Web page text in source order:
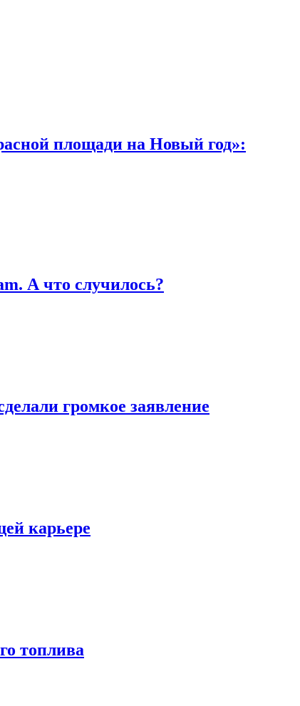
площади на Новый год»:
А что случилось?
громкое заявление
карьере
топлива